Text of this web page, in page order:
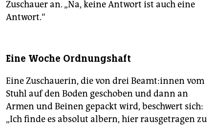
Zuschauer an. „Na, keine Antwort ist auch eine
Antwort.“
Eine Woche Ordnungshaft
Eine Zuschauerin, die von drei Be­am­t:in­nen vom
Stuhl auf den Boden geschoben und dann an
Armen und Beinen gepackt wird, beschwert sich:
„Ich finde es absolut albern, hier rausgetragen zu